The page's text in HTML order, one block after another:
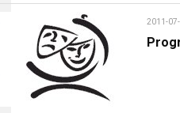
2011-